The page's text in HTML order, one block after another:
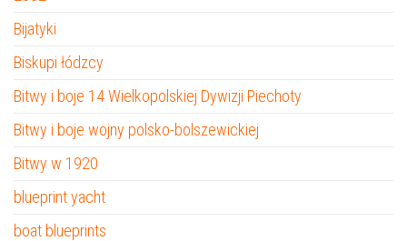
Bijatyki
Biskupi łódzcy
Bitwy i boje 14 Wielkopolskiej Dywizji Piechoty
Bitwy i boje wojny polsko-bolszewickiej
Bitwy w 1920
blueprint yacht
boat blueprints